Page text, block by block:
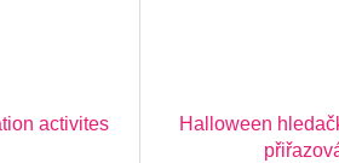
activites
Halloween